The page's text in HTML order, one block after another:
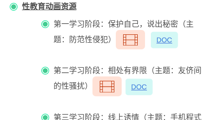
性教育动画资源
第一学习阶段：保护自己，说出秘密（主
题：防范性侵犯）
第二学习阶段：相处有界限（主题：友侪间
的性骚扰）
第三学习阶段：线上诱情（主题：手机程式